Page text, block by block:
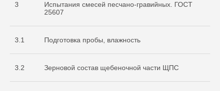
3
Испытания смесей песчано-гравийных. ГОСТ
25607
3.1 Подготовка пробы, влажность
3.2 Зерновой состав щебеночной части ЩПС